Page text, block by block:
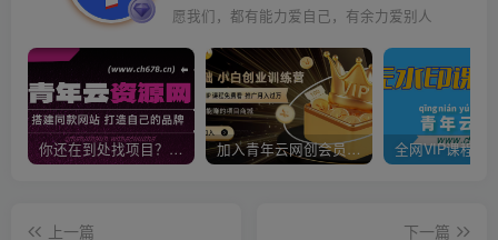
愿我们，都有能力爱自己，有余力爱别人
你还在到处找项目？还在当韭菜？我靠卖项目一个月收入5万+，曾经我也是个失败者。 加入青年云网创会员，全站资源免费学习。加入高级合伙人，推广日入1000+
上一篇
下一篇